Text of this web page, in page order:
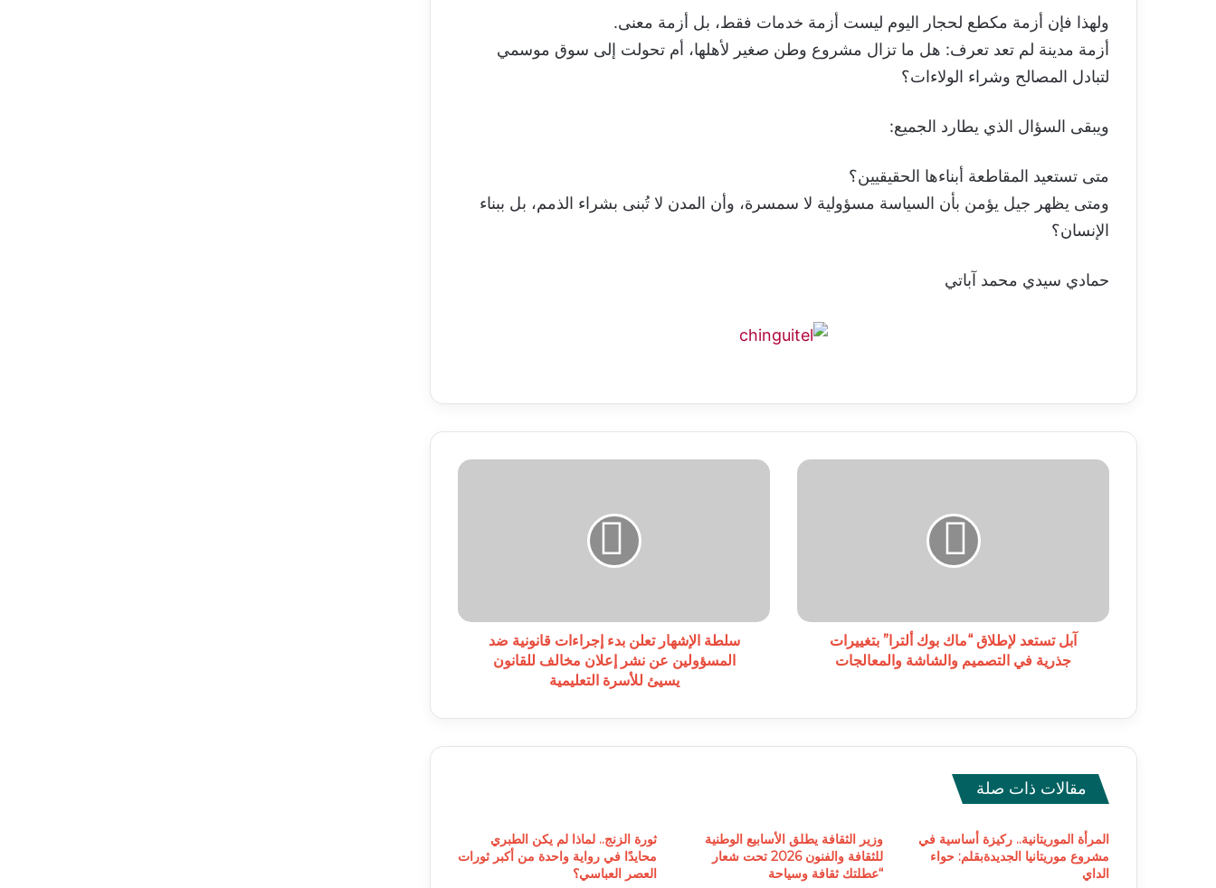
ولهذا فإن أزمة مكطع لحجار اليوم ليست أزمة خدمات فقط، بل أزمة معنى.
أزمة مدينة لم تعد تعرف: هل ما تزال مشروع وطن صغير لأهلها، أم تحولت إلى سوق موسمي
لتبادل المصالح وشراء الولاءات؟
ويبقى السؤال الذي يطارد الجميع:
متى تستعيد المقاطعة أبناءها الحقيقيين؟
ومتى يظهر جيل يؤمن بأن السياسة مسؤولية لا سمسرة، وأن المدن لا تُبنى بشراء الذمم، بل ببناء
الإنسان؟
حمادي سيدي محمد آباتي
آبل
في
التصميم
والشاشة
آبل تستعد لإطلاق “ماك بوك ألترا” بتغييرات
جذرية في التصميم والشاشة والمعالجات
سلطة
عن
سلطة الإشهار تعلن بدء إجراءات قانونية ضد
المسؤولين عن نشر إعلان مخالف للقانون
يسيئ للأسرة التعليمية
مقالات ذات صلة
المرأة الموريتانية.. ركيزة أساسية في
مشروع موريتانيا الجديدةبقلم: حواء
الداي
وزير الثقافة يطلق الأسابيع الوطنية
للثقافة والفنون 2026 تحت شعار
“عطلتك ثقافة وسياحة
ثورة الزنج.. لماذا لم يكن الطبري
محايدًا في رواية واحدة من أكبر ثورات
العصر العباسي؟